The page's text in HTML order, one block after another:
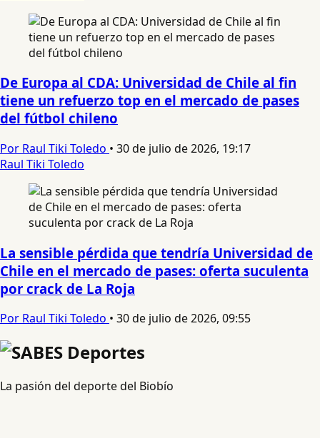
De Europa al CDA: Universidad de Chile al fin
tiene un refuerzo top en el mercado de pases
del fútbol chileno
Por Raul Tiki Toledo • 30 de julio de 2026, 19:17
Raul Tiki Toledo
La sensible pérdida que tendría Universidad de
Chile en el mercado de pases: oferta suculenta
por crack de La Roja
Por Raul Tiki Toledo • 30 de julio de 2026, 09:55
La pasión del deporte del Biobío